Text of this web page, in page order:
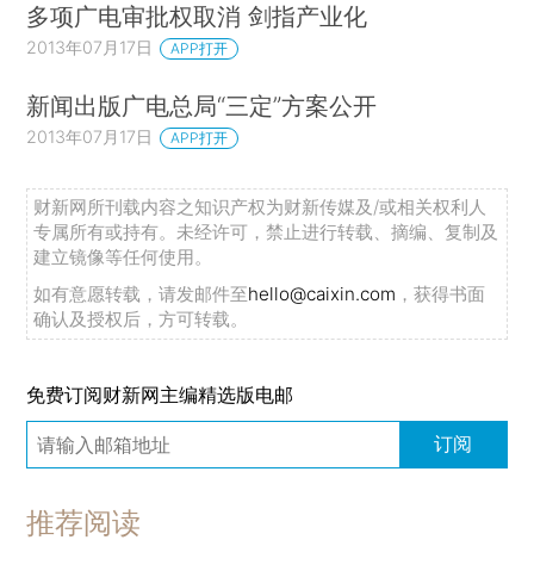
多项广电审批权取消 剑指产业化
2013年07月17日 APP打开
新闻出版广电总局“三定”方案公开
2013年07月17日 APP打开
财新网所刊载内容之知识产权为财新传媒及/或相关权利人
专属所有或持有。未经许可，禁止进行转载、摘编、复制及
建立镜像等任何使用。
如有意愿转载，请发邮件至hello@caixin.com ，获得书面
确认及授权后，方可转载。
免费订阅财新网主编精选版电邮
订阅
推荐阅读